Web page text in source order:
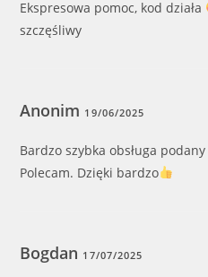
Ekspresowa pomoc, kod działa
szczęśliwy
Anonim 19/06/2025
Bardzo szybka obsługa
Polecam. Dzięki bardzo
Bogdan 17/07/2025